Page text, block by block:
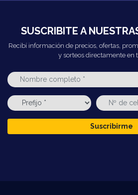
SUSCRIBITE A
Recibí información de precios, ofertas,
y sorteos directamente en
Suscribirme